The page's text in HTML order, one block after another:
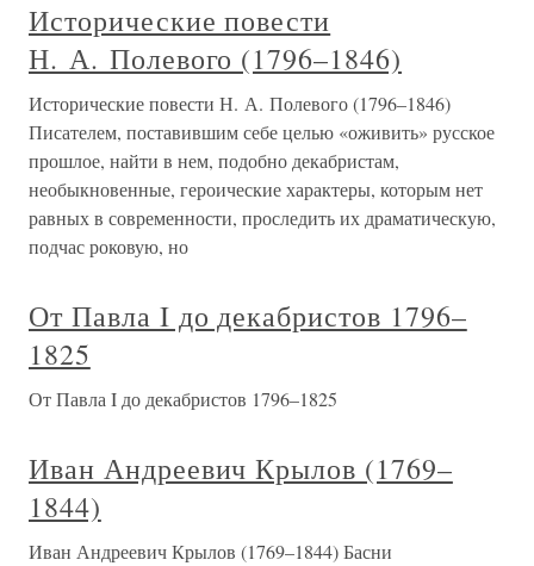
Исторические повести
Н. А. Полевого (1796–1846)
Исторические повести Н. А. Полевого (1796–1846)
Писателем, поставившим себе целью «оживить» русское
прошлое, найти в нем, подобно декабристам,
необыкновенные, героические характеры, которым нет
равных в современности, проследить их драматическую,
подчас роковую, но
От Павла I до декабристов 1796–
1825
От Павла I до декабристов 1796–1825
Иван Андреевич Крылов (1769–
1844)
Иван Андреевич Крылов (1769–1844) Басни